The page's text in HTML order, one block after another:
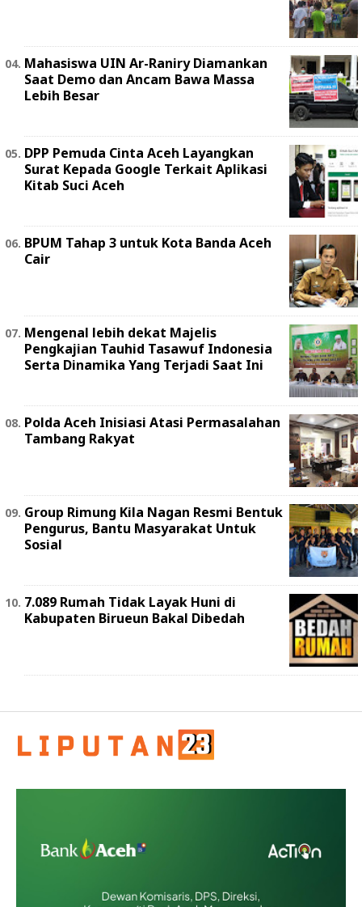
Mahasiswa UIN Ar-Raniry Diamankan
Saat Demo dan Ancam Bawa Massa
Lebih Besar
DPP Pemuda Cinta Aceh Layangkan
Surat Kepada Google Terkait Aplikasi
Kitab Suci Aceh
BPUM Tahap 3 untuk Kota Banda Aceh
Cair
Mengenal lebih dekat Majelis
Pengkajian Tauhid Tasawuf Indonesia
Serta Dinamika Yang Terjadi Saat Ini
Polda Aceh Inisiasi Atasi Permasalahan
Tambang Rakyat
Group Rimung Kila Nagan Resmi Bentuk
Pengurus, Bantu Masyarakat Untuk
Sosial
7.089 Rumah Tidak Layak Huni di
Kabupaten Birueun Bakal Dibedah